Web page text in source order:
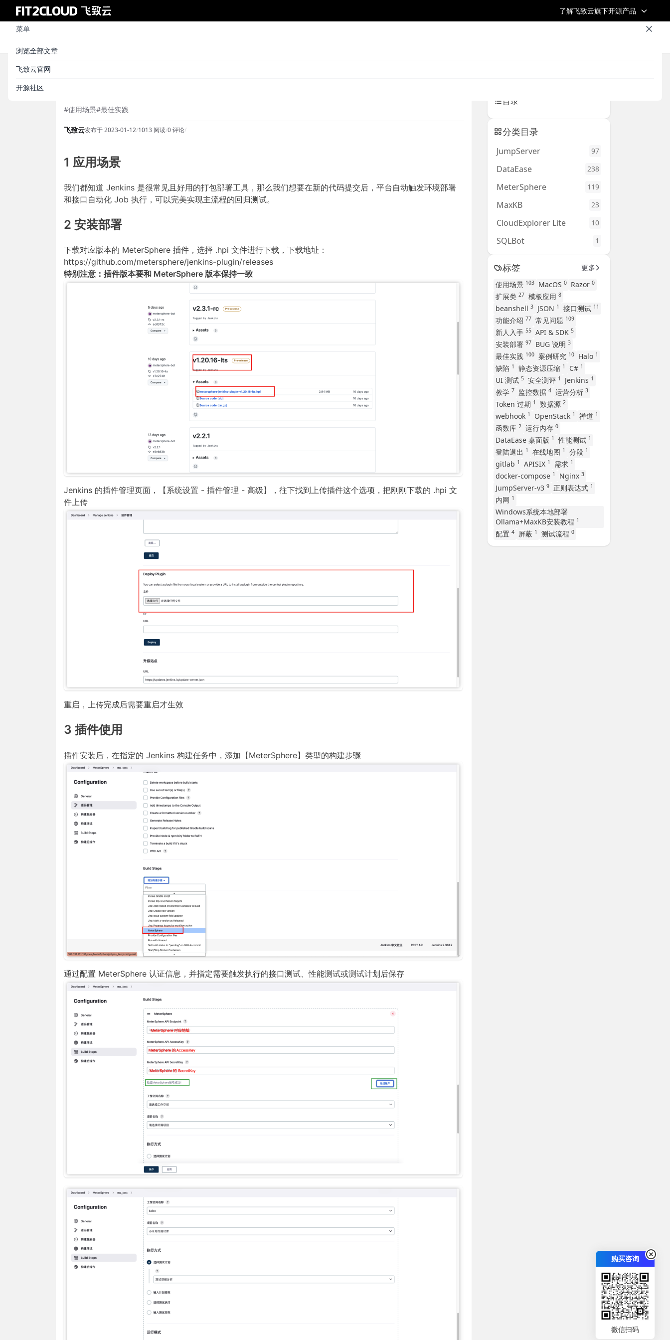
了解飞致云旗下开源产品
菜单
浏览全部文章
飞致云官网
开源社区
#使用场景#最佳实践
飞致云发布于 2023-01-12/1013 阅读/0 评论/
1 应用场景
我们都知道 Jenkins 是很常见且好用的打包部署工具，那么我们想要在新的代码提交后，平台自动触发环境部署
和接口自动化 Job 执行，可以完美实现主流程的回归测试。
2 安装部署
下载对应版本的 MeterSphere 插件，选择 .hpi 文件进行下载，下载地址：
https://github.com/metersphere/jenkins-plugin/releases
特别注意：插件版本要和 MeterSphere 版本保持一致
Jenkins 的插件管理页面，【系统设置 - 插件管理 - 高级】，往下找到上传插件这个选项，把刚刚下载的 .hpi 文
件上传
重启，上传完成后需要重启才生效
3 插件使用
插件安装后，在指定的 Jenkins 构建任务中，添加【MeterSphere】类型的构建步骤
通过配置 MeterSphere 认证信息，并指定需要触发执行的接口测试、性能测试或测试计划后保存
目录
分类目录
JumpServer 97
DataEase 238
MeterSphere 119
MaxKB 23
CloudExplorer Lite 10
SQLBot 1
标签
更多
使用场景 103 MacOS 0 Razor 0
扩展类 27 模板应用 8
beanshell 3 JSON 1 接口测试 11
功能介绍 77 常见问题 109
新人入手 55 API & SDK 5
安装部署 97 BUG 说明 3
最佳实践 100 案例研究 10 Halo 1
缺陷 1 静态资源压缩 1 C# 1
UI 测试 5 安全测评 1 Jenkins 1
教学 7 监控数据 4 运营分析 3
Token 过期 1 数据源 2
webhook 1 OpenStack 1 禅道 1
函数库 2 运行内存 0
DataEase 桌面版 1 性能测试 1
登陆退出 1 在线地图 1 分段 1
gitlab 1 APISIX 1 需求 1
docker-compose 1 Nginx 3
JumpServer-v3 9 正则表达式 1
内网 1
Windows系统本地部署
Ollama+MaxKB安装教程 1
配置 4 屏蔽 1 测试流程 0
购买咨询
微信扫码